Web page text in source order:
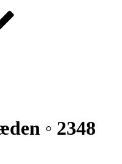
◦ 2348